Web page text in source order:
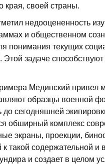
края, своей страны.
недооцененность
и общественном
понимания текущих
задаче
Мединский привел
образцы военной
до сегодняшней
обширный комплекс
экраны, проекции,
такой содержательной и
и создает в целом